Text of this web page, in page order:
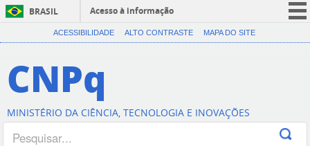
BRASIL
Acesso à informação
CORONAVÍRUS (COVID-19)
Canais
ACESSIBILIDADE ALTO CONTRASTE MAPA DO SITE
CNPq
MINISTÉRIO DA CIÊNCIA, TECNOLOGIA E INOVAÇÕES